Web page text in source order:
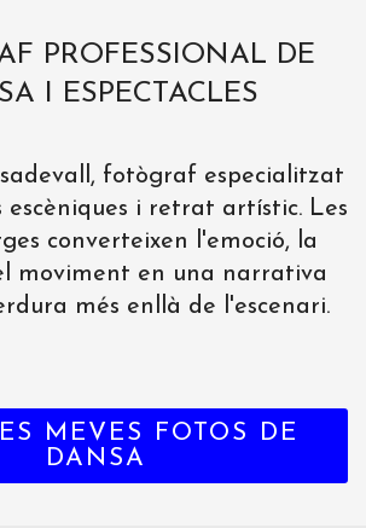
PROFESSIONAL DE
I ESPECTACLES
fotògraf especialitzat
escèniques i retrat artístic. Les
converteixen l'emoció, la
moviment en una narrativa
més enllà de l'escenari.
MEVES FOTOS DE
DANSA